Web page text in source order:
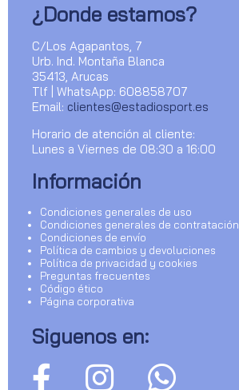
¿Donde estamos?
C/Los Agapantos, 7
Urb. Ind. Montaña Blanca
35413, Arucas
Tlf | WhatsApp: 608858707
Email: clientes@estadiosport.es
Horario de atención al cliente:
Lunes a Viernes de 08:30 a 16:00
Información
Condiciones generales de uso
Condiciones generales de contratación
Condiciones de envío
Política de cambios y devoluciones
Política de privacidad y cookies
Preguntas frecuentes
Código ético
Página corporativa
Siguenos en: